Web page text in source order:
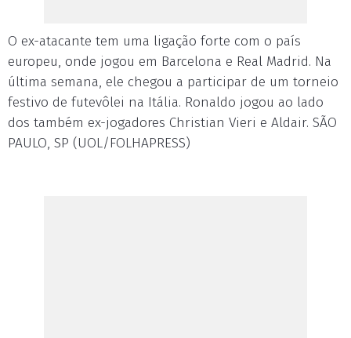
O ex-atacante tem uma ligação forte com o país
europeu, onde jogou em Barcelona e Real Madrid. Na
última semana, ele chegou a participar de um torneio
festivo de futevôlei na Itália. Ronaldo jogou ao lado
dos também ex-jogadores Christian Vieri e Aldair. SÃO
PAULO, SP (UOL/FOLHAPRESS)